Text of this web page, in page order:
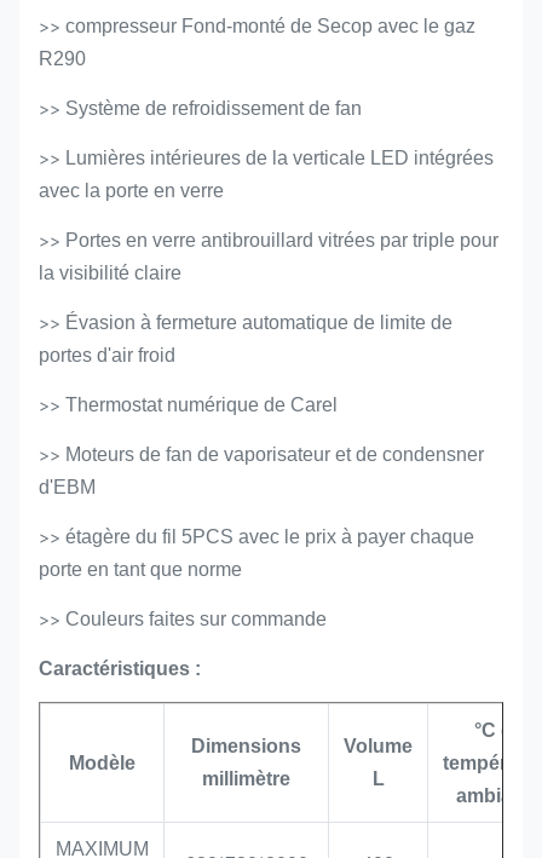
>> compresseur Fond-monté de Secop avec le gaz
R290
>> Système de refroidissement de fan
>> Lumières intérieures de la verticale LED intégrées
avec la porte en verre
>> Portes en verre antibrouillard vitrées par triple pour
la visibilité claire
>> Évasion à fermeture automatique de limite de
portes d'air froid
>> Thermostat numérique de Carel
>> Moteurs de fan de vaporisateur et de condensner
d'EBM
>> étagère du fil 5PCS avec le prix à payer chaque
porte en tant que norme
>> Couleurs faites sur commande
Caractéristiques :
Modèle
Dimensions
millimètre
Volume
L
°C de
ambiante
MAXIMUM